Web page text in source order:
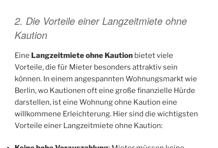
2. Die Vorteile einer Langzeitmiete ohne
Kaution
Eine Langzeitmiete ohne Kaution bietet viele
Vorteile, die für Mieter besonders attraktiv sein
können. In einem angespannten Wohnungsmarkt wie
Berlin, wo Kautionen oft eine große finanzielle Hürde
darstellen, ist eine Wohnung ohne Kaution eine
willkommene Erleichterung. Hier sind die wichtigsten
Vorteile einer Langzeitmiete ohne Kaution: